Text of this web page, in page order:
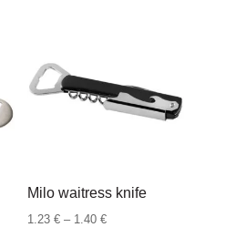
Milo waitress knife
1.23€ – 1.40€Raspon